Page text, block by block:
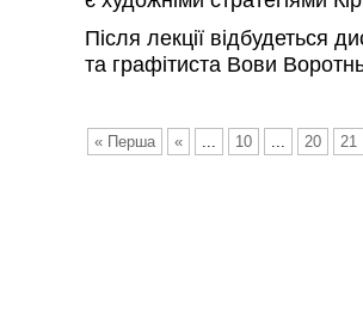
Після лекції відбудеться
та графітиста Вови
« Перша « ... 10 ... 20 21